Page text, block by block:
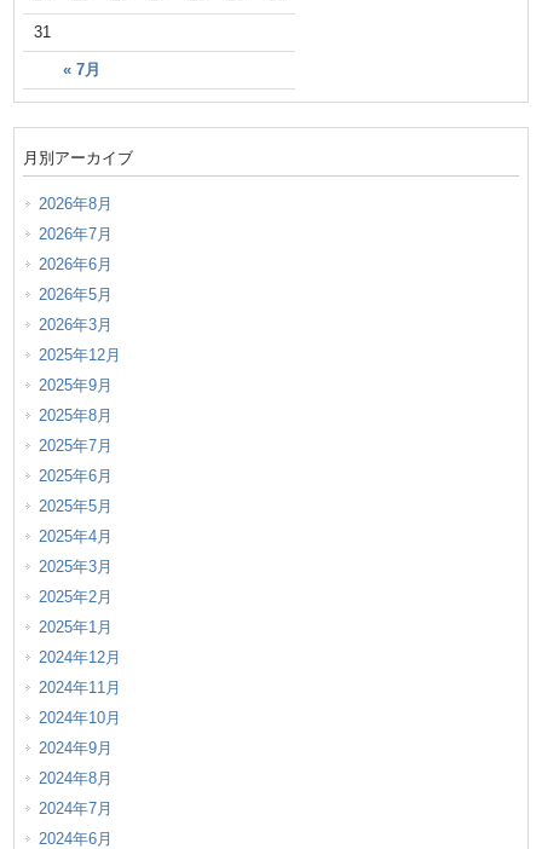
« 7月
31
月別アーカイブ
2026年8月
2026年7月
2026年6月
2026年5月
2026年3月
2025年12月
2025年9月
2025年8月
2025年7月
2025年6月
2025年5月
2025年4月
2025年3月
2025年2月
2025年1月
2024年12月
2024年11月
2024年10月
2024年9月
2024年8月
2024年7月
2024年6月